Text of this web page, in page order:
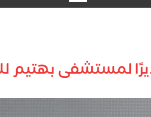
لمستشفى بهتيم